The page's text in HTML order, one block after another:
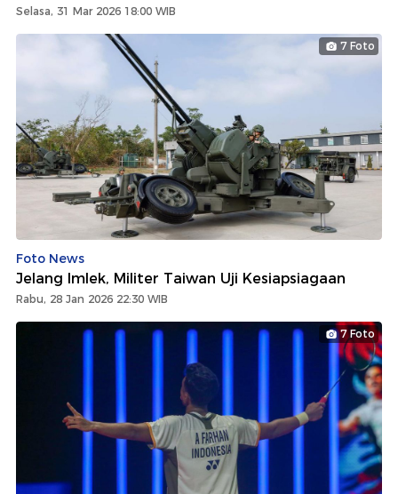
Selasa, 31 Mar 2026 18:00 WIB
7 Foto
Foto News
Jelang Imlek, Militer Taiwan Uji Kesiapsiagaan
Rabu, 28 Jan 2026 22:30 WIB
7 Foto